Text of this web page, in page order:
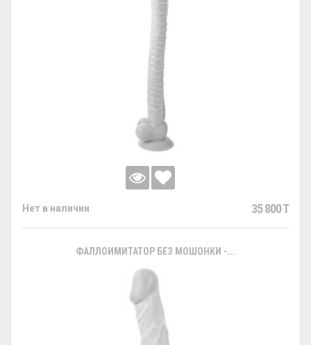
Нет в наличии 35 800 T
ФАЛЛОИМИТАТОР БЕЗ МОШОНКИ -...